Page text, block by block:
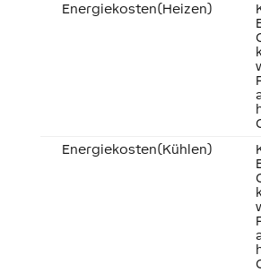
Energiekosten(Heizen)
Energiekosten(Kühlen)